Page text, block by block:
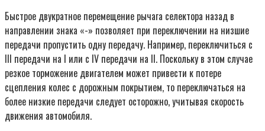
Быстрое двукратное перемещение рычага селектора назад в
направлении знака «-» позволяет при переключении на низшие
передачи пропустить одну передачу. Например, переключиться с
III передачи на I или с IV передачи на II. Поскольку в этом случае
резкое торможение двигателем может привести к потере
сцепления колес с дорожным покрытием, то переключаться на
более низкие передачи следует осторожно, учитывая скорость
движения автомобиля.